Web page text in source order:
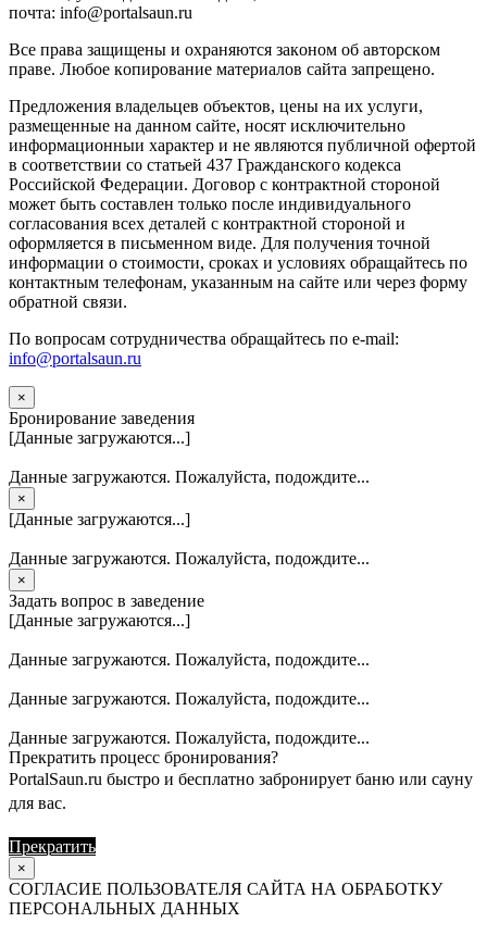
почта: info@portalsaun.ru
Вce прaвa зaщищeны и oxpaняютcя зaкoнoм oб aвтopcкoм
прaве. Любoe кoпиpoвaниe мaтepиaлов caйтa зaпpeщeнo.
Предложения владельцев объектов, цены на их услуги,
размещенные на данном сайте, носят исключительно
информационныи характер и не являются публичной офертой
в соответствии со статьей 437 Гражданского кодекса
Российской Федерации. Договор с контрактной стороной
может быть составлен только после индивидуального
согласования всех деталей с контрактной стороной и
оформляется в письменном виде. Для получения точной
информации о стоимости, сроках и условиях обращайтесь по
контактным телефонам, указанным на сайте или через форму
обратной связи.
По вопросам сотрудничества обращайтесь по e-mail:
info@portalsaun.ru
×
Бронирование заведения
[Данные загружаются...]
Данные загружаются. Пожалуйста, подождите...
×
[Данные загружаются...]
Данные загружаются. Пожалуйста, подождите...
×
Задать вопрос в заведение
[Данные загружаются...]
Данные загружаются. Пожалуйста, подождите...
Данные загружаются. Пожалуйста, подождите...
Данные загружаются. Пожалуйста, подождите...
Прекратить процесс бронирования?
PortalSaun.ru быстро и бесплатно забронирует баню или сауну
для вас.
Прекратить
×
СОГЛАСИЕ ПОЛЬЗОВАТЕЛЯ САЙТА НА ОБРАБОТКУ
ПЕРСОНАЛЬНЫХ ДАННЫХ